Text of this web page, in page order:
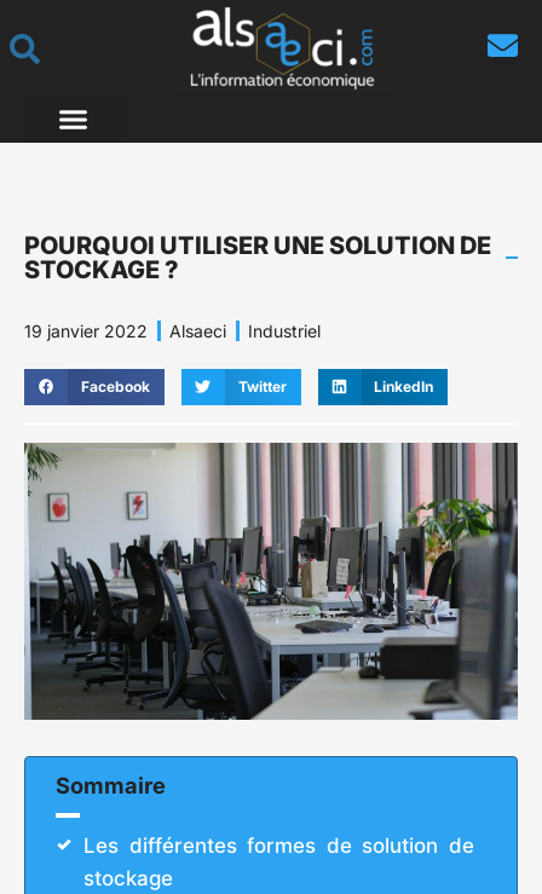
POURQUOI UTILISER UNE SOLUTION DE
STOCKAGE ?
19 janvier 2022 Alsaeci Industriel
Facebook Twitter LinkedIn
Sommaire
Les différentes formes de solution de
stockage